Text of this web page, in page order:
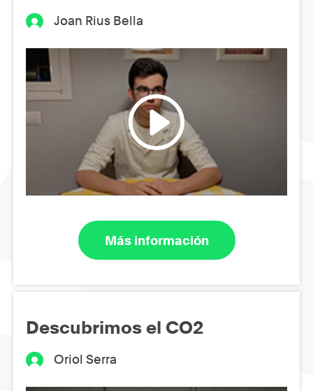
Joan Rius Bella
Más información
Descubrimos el CO2
Oriol Serra